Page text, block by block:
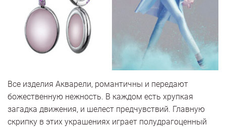
Все изделия Акварели, романтичны и передают
божественную нежность. В каждом есть хрупкая
загадка движения, и шелест предчувствий. Главную
скрипку в этих украшениях играет полудрагоценный